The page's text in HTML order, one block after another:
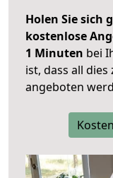
Holen Sie sich
kostenlose
1 Minuten bei
ist, dass all
angeboten